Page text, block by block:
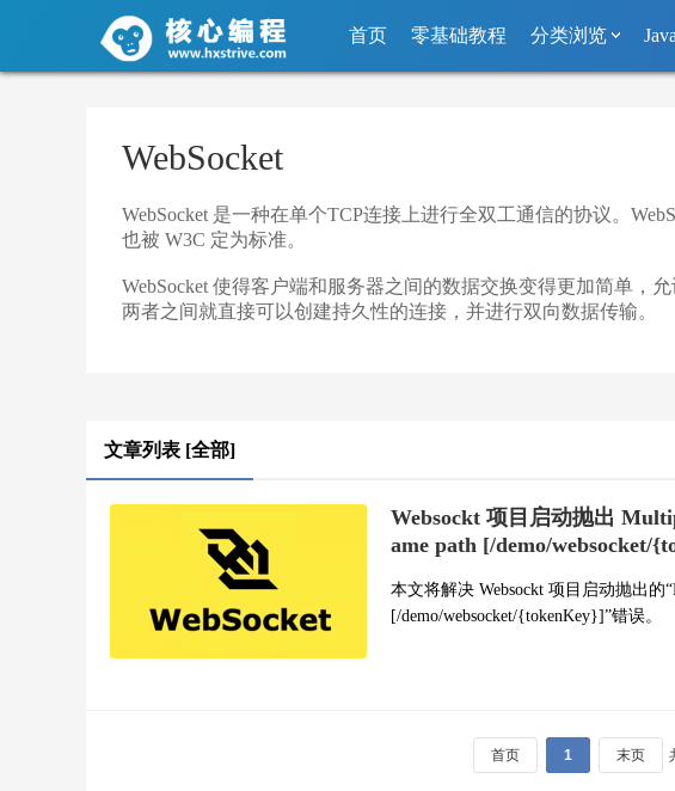
首页 零基础教程 分类浏览 Java
WebSocket
WebSocket 是一种在单个TCP连接上进行全双工通信的协议。
也被 W3C 定为标准。
WebSocket 使得客户端和服务器之间的数据交换变得更加简单，
两者之间就直接可以创建持久性的连接，并进行双向数据传输。
文章列表 [全部]
Websockt 项目启动抛出
ame path [/demo/websocket/
本文将解决 Websockt 项目启动抛出的
[/demo/websocket/{tokenKey}]”错误。
首页 1 末页